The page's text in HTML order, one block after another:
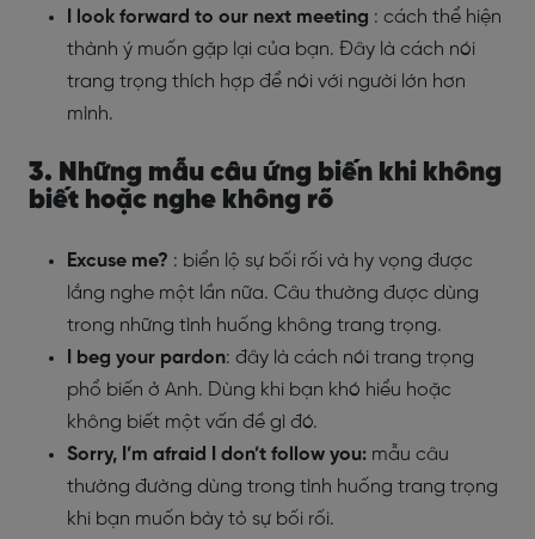
I look forward to our next meeting : cách thể hiện
thành ý muốn gặp lại của bạn. Đây là cách nói
trang trọng thích hợp để nói với người lớn hơn
mình.
3. Những mẫu câu ứng biến khi không
biết hoặc nghe không rõ
Excuse me? : biển lộ sự bối rối và hy vọng được
lắng nghe một lần nữa. Câu thường được dùng
trong những tình huống không trang trọng.
I beg your pardon: đây là cách nói trang trọng
phổ biến ở Anh. Dùng khi bạn khó hiểu hoặc
không biết một vấn đề gì đó.
Sorry, I’m afraid I don’t follow you: mẫu câu
thường đường dùng trong tình huống trang trọng
khi bạn muốn bày tỏ sự bối rối.